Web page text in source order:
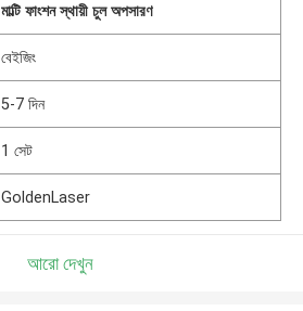
মাল্টি ফাংশন স্থায়ী চুল অপসারণ
বেইজিং
5-7 দিন
1 সেট
GoldenLaser
আরো দেখুন